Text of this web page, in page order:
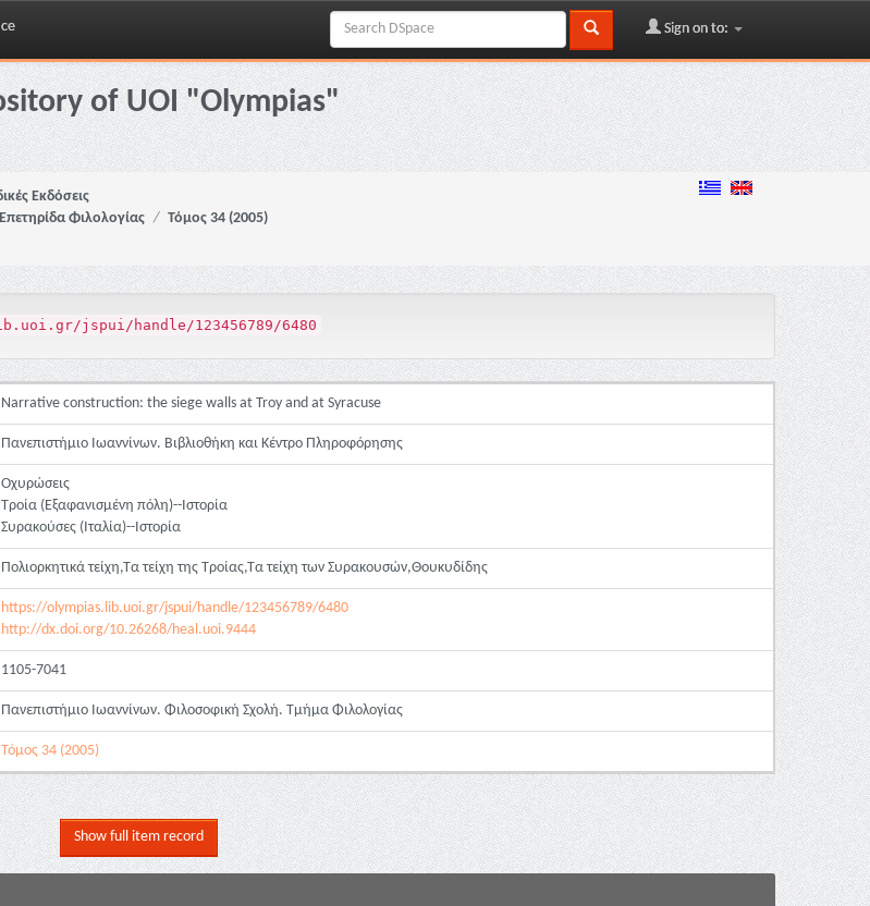
Sign on to:
of UOI "Olympias"
Εκδόσεις
Επετηρίδα Φιλολογίας Τόμος 34 (2005)
jspui/handle/123456789/6480
Narrative construction: the siege walls at Troy and at Syracuse
Πανεπιστήμιο Ιωαννίνων. Βιβλιοθήκη και Κέντρο Πληροφόρησης
Οχυρώσεις
Τροία (Εξαφανισμένη πόλη)--Ιστορία
Συρακούσες (Ιταλία)--Ιστορία
Πολιορκητικά τείχη,Τα τείχη της Τροίας,Τα τείχη των Συρακουσών,Θουκυδίδης
https://olympias.lib.uoi.gr/jspui/handle/123456789/6480
http://dx.doi.org/10.26268/heal.uoi.9444
1105-7041
Πανεπιστήμιο Ιωαννίνων. Φιλοσοφική Σχολή. Τμήμα Φιλολογίας
Τόμος 34 (2005)
Show full item record